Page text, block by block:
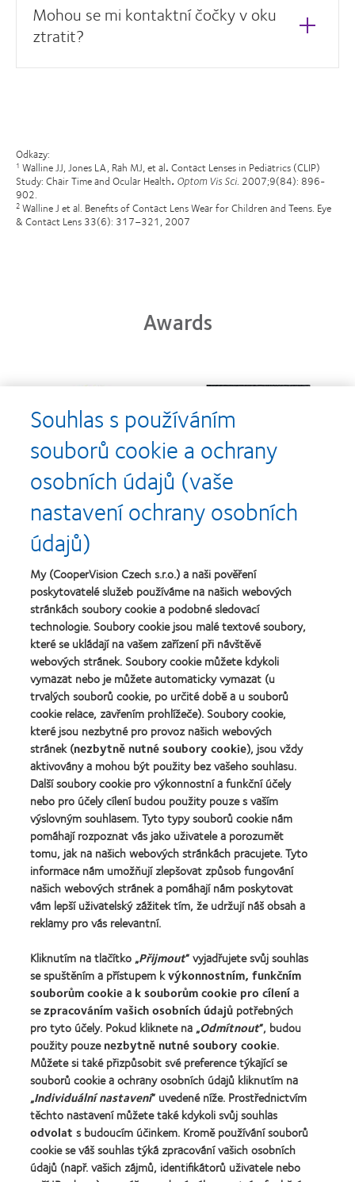
Mohou se mi kontaktní čočky v oku
ztratit?
Odkazy:
1 Walline JJ, Jones LA, Rah MJ, et al. Contact Lenses in Pediatrics (CLIP)
Study: Chair Time and Ocular Health. Optom Vis Sci. 2007;9(84): 896-
902.
2 Walline J et al. Benefits of Contact Lens Wear for Children and Teens. Eye
& Contact Lens 33(6): 317–321, 2007
Awards
Learn
more
about
Cena
Silmo
d’Or
za
nejlepší
výrobek
pro
čočky
MyDay™
(2013)
Learn
about
Kontaktní
čočky
roku
(2013)
Learn
more
about
Nejlepší
společnosti
pro
vedoucí
pracovníky
roku
2012
a
2010
(2012)
Learn
more
about
závod
roku
2011
(2011)
Learn
more
about
Cena
Wealth
of
health
2011
(2011)
Learn
more
about
Cena
ODMA
2011
(2011)
Learn
more
about
Cena
REBRAND
100®
Global
Award
za
rok
2012
(2012)
Naše produkty
Technologie kontaktních čoček
Najděte ty pravé čočky pro vás
Kontaktní čočky a zrak
Nový uživatel
Zkušený uživatel
Blog
O společnosti CooperVision
Kariéra v CooperVision
Kontaktujte nás
Právní rámec
Ochrana osobních údajů
Souhlas s používáním
souborů cookie a ochrany
osobních údajů (vaše
nastavení ochrany osobních
údajů)
My (CooperVision Czech s.r.o.) a naši pověření
poskytovatelé služeb používáme na našich webových
stránkách soubory cookie a podobné sledovací
technologie. Soubory cookie jsou malé textové soubory,
které se ukládají na vašem zařízení při návštěvě
webových stránek. Soubory cookie můžete kdykoli
vymazat nebo je můžete automaticky vymazat (u
trvalých souborů cookie, po určité době a u souborů
cookie relace, zavřením prohlížeče). Soubory cookie,
které jsou nezbytné pro provoz našich webových
stránek (nezbytně nutné soubory cookie), jsou vždy
aktivovány a mohou být použity bez vašeho souhlasu.
Další soubory cookie pro výkonnostní a funkční účely
nebo pro účely cílení budou použity pouze s vaším
výslovným souhlasem. Tyto typy souborů cookie nám
pomáhají rozpoznat vás jako uživatele a porozumět
tomu, jak na našich webových stránkách pracujete. Tyto
informace nám umožňují zlepšovat způsob fungování
našich webových stránek a pomáhají nám poskytovat
vám lepší uživatelský zážitek tím, že udržují náš obsah a
reklamy pro vás relevantní.
Kliknutím na tlačítko „Přijmout“ vyjadřujete svůj souhlas
se spuštěním a přístupem kvýkonnostním, funkčním
souborům cookiea k souborům cookie pro cílenía
sezpracováním vašich osobních údajů potřebných
pro tyto účely. Pokud kliknete na „Odmítnout“, budou
použity pouzenezbytně nutné soubory cookie.
Můžete si také přizpůsobit své preference týkající se
souborů cookie a ochrany osobních údajů kliknutím na
„Individuální nastavení“ uvedené níže. Prostřednictvím
těchto nastavení můžete také kdykoli svůj souhlas
odvolat s budoucím účinkem. Kromě používání souborů
cookie se váš souhlas týká zpracování vašich osobních
údajů (např. vašich zájmů, identifikátorů uživatele nebo